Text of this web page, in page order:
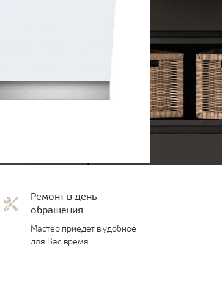
Ремонт в день
обращения
Мастер приедет в удобное
для Вас время